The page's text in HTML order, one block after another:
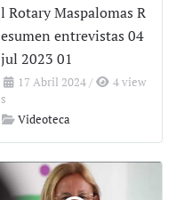
l Rotary Maspalomas R
esumen entrevistas 04
jul 2023 01
17 Abril 2024/
4 view
s
Videoteca